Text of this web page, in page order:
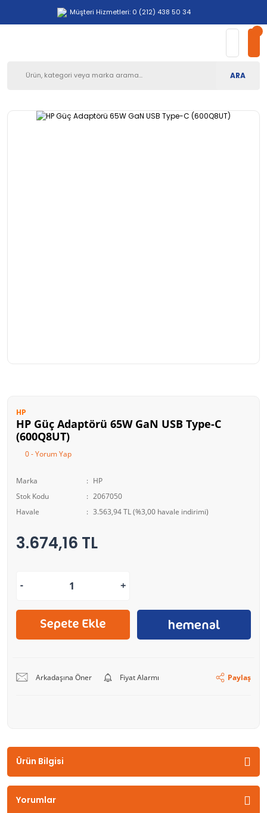
Müşteri Hizmetleri: 0 (212) 438 50 34
ARA
HP
HP Güç Adaptörü 65W GaN USB Type-C
(600Q8UT)
0 - Yorum Yap
Marka
HP
Stok Kodu
2067050
Havale
3.563,94 TL (%3,00 havale indirimi)
3.674,16 TL
Arkadaşına Öner Fiyat Alarmı Paylaş
Ürün Bilgisi
Yorumlar